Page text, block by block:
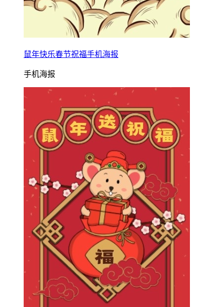
鼠年快乐春节祝福手机海报
手机海报